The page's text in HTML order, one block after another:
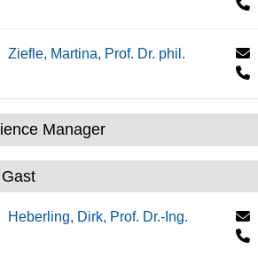
Ziefle, Martina, Prof. Dr. phil.
Manager
Gast
Heberling, Dirk, Prof. Dr.-Ing.